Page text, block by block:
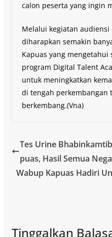
calon peserta yang ingin
Melalui kegiatan
diharapkan semakin
Kapuas yang mengetahui
program Digital Talent
untuk meningkatkan
di tengah perkembangan
berkembang.(Vna)
Tes Urine
puas, Hasil Semua
Wabup Kapuas Hadiri
Tinggalkan